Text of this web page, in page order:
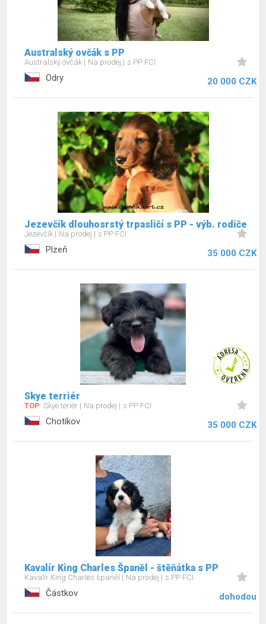
Australský ovčák s PP
Australský ovčák Na prodej s PP FCI
Odry 20 000 CZK
Jezevčík dlouhosrstý trpasličí s PP - výb. rodiče
Jezevčík Na prodej s PP FCI
Plzeň 35 000 CZK
Skye terriér
TOP Skye teriér Na prodej s PP FCI
Chotíkov 35 000 CZK
Kavalír King Charles Španěl - štěňátka s PP
Kavalír King Charles španěl Na prodej s PP FCI
Částkov dohodou